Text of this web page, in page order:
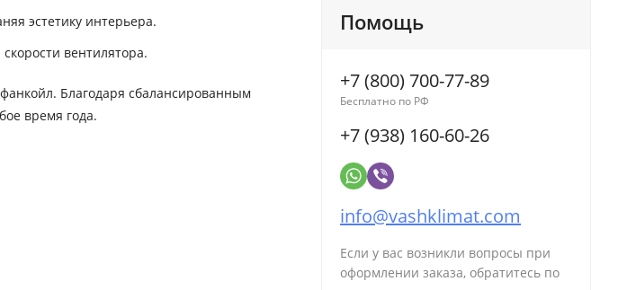
эстетику интерьера.
вентилятора.
Благодаря сбалансированным
время года.
Помощь
+7 (800) 700-77-89
Бесплатно по РФ
+7 (938) 160-60-26
info@vashklimat.com
Если у вас возникли вопросы при
оформлении заказа, обратитесь по